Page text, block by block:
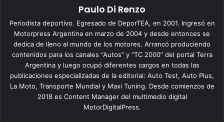
Paulo Di Renzo
Periodista deportivo. Egresado de DeporTEA, en 2001. Ingresó en
Motorpress Argentina en marzo de 2004 y desde entonces se
dedica de lleno al mundo de los motores. Arrancó produciendo
contenidos para los canales “Autos” y “TC 2000” del portal Terra
Argentina y luego ocupó diferentes cargos en todas las
publicaciones especializadas de la editorial: Auto Test, Auto Plus,
La Moto, Transporte Mundial y Maxi Tuning. Desde comienzos de
2018 es Content Manager del multimedio digital
MotorDigitalPress.